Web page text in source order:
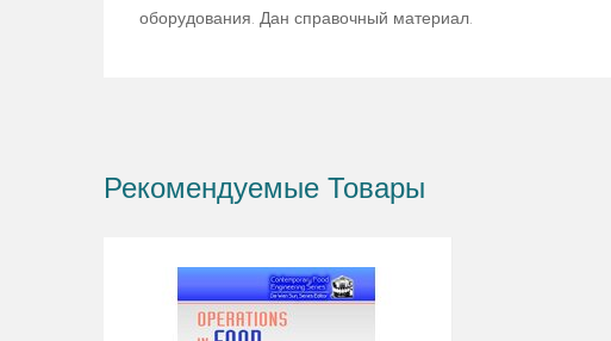
оборудования. Дан справочный материал.
Рекомендуемые Товары